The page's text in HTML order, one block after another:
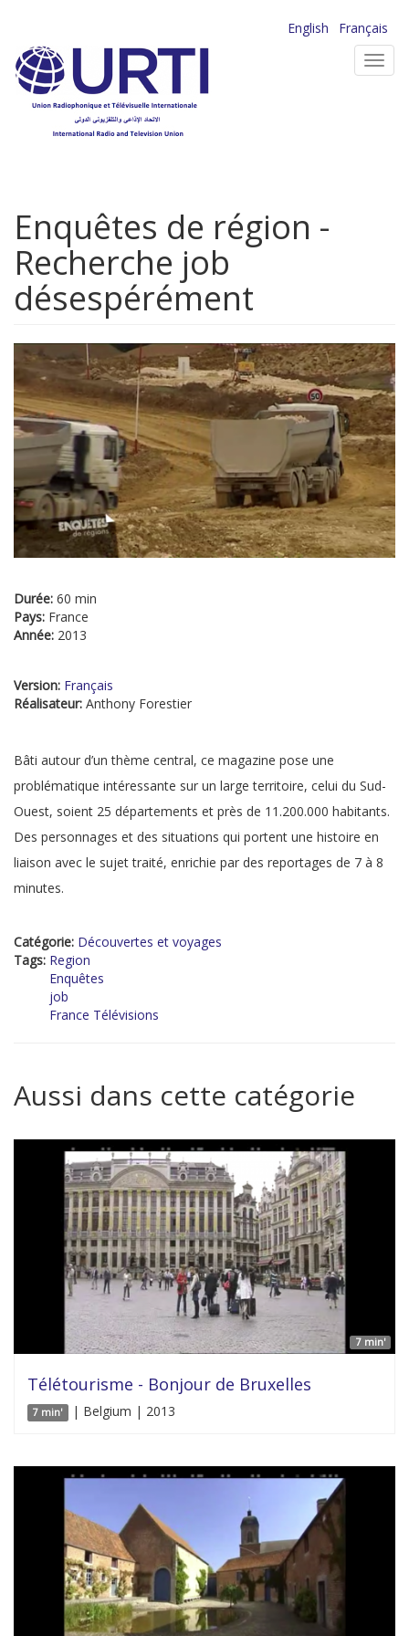
contenu
principal
English
Français
Enquêtes de région -
Recherche job
désespérément
Durée: 60 min
Pays: France
Année: 2013
Version: Français
Réalisateur: Anthony Forestier
Bâti autour d’un thème central, ce magazine pose une
problématique intéressante sur un large territoire, celui du Sud-
Ouest, soient 25 départements et près de 11.200.000 habitants.
Des personnages et des situations qui portent une histoire en
liaison avec le sujet traité, enrichie par des reportages de 7 à 8
minutes.
Catégorie: Découvertes et voyages
Tags: Region
Enquêtes
job
France Télévisions
Aussi dans cette catégorie
7 min'
Télétourisme - Bonjour de Bruxelles
7 min' | Belgium | 2013